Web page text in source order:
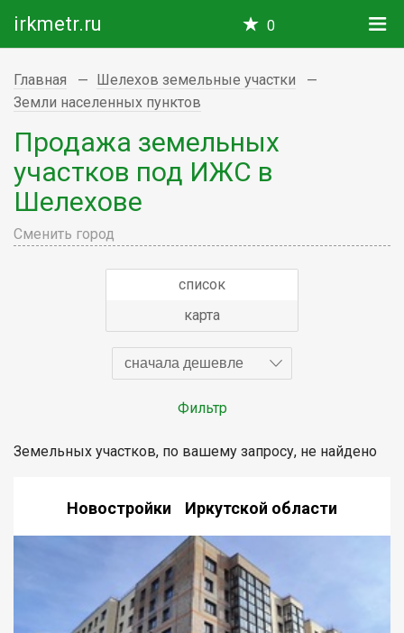
irkmetr.ru 0
Главная
Шелехов земельные участки
Земли населенных пунктов
Продажа земельных
участков под ИЖС в
Шелехове
Сменить город
список
карта
сначала дешевле
Фильтр
Земельных участков, по вашему запросу, не найдено
Новостройки Иркутской области